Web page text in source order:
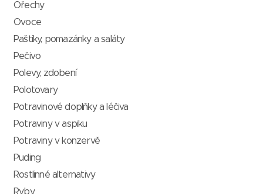
Ořechy
Ovoce
Paštiky, pomazánky a saláty
Pečivo
Polevy, zdobení
Polotovary
Potravinové doplňky a léčiva
Potraviny v aspiku
Potraviny v konzervě
Puding
Rostlinné alternativy
Ryby